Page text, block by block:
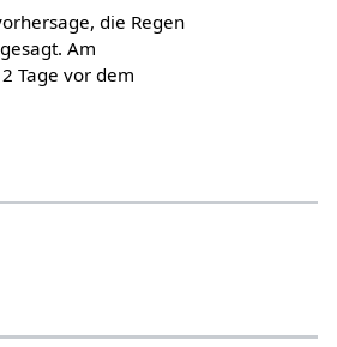
die Regen
Am
Tage vor dem